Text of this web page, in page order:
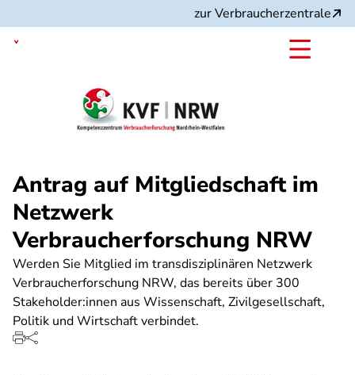
zum
Inhalt
zur Verbraucherzentrale
Antrag auf Mitgliedschaft im
Netzwerk
Verbraucherforschung NRW
Werden Sie Mitglied im transdisziplinären Netzwerk
Verbraucherforschung NRW, das bereits über 300
Stakeholder:innen aus Wissenschaft, Zivilgesellschaft,
Politik und Wirtschaft verbindet.